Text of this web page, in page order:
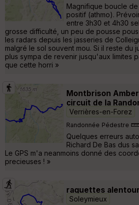
Magnifique boucle
positif (athmo).
entre 3h30 et 4h30
grosse difficulté, un peu de pousse
les radars depuis les jasseries de
malgré le sol souvent mou. Si il reste du
plus sympa de revenir jusqu'aux limites
que cette horri »
Montbrison
circuit de la
Verrières-en-Forez
Randonnée Pédestre
Quelques erreurs
Richard De Bas dus
Le GPS m'a neanmoins donné des
precieuses ! »
raquettes
Soleymieux